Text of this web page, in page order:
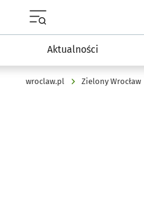
Aktualności
wroclaw.pl Zielony Wrocław